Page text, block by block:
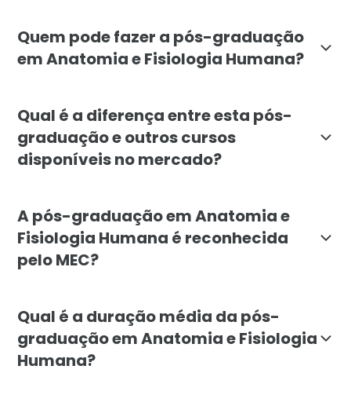
Quem pode fazer a pós-graduação
em Anatomia e Fisiologia Humana?
Qual é a diferença entre esta pós-
graduação e outros cursos
disponíveis no mercado?
A pós-graduação em Anatomia e
Fisiologia Humana é reconhecida
pelo MEC?
Qual é a duração média da pós-
graduação em Anatomia e Fisiologia
Humana?